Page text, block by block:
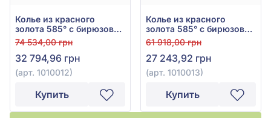
Колье из красного
золота 585° с бирюзовой
эмалью, арт. 1010012
74 534,00 грн
32 794,96 грн
(арт. 1010012)
Купить
Колье из красного
золота 585° с бирюзовой
эмалью, арт. 1010013
61 918,00 грн
27 243,92 грн
(арт. 1010013)
Купить